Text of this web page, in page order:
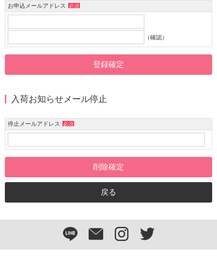
お申込メールアドレス 必須
（確認）
入荷お知らせメール停止
停止メールアドレス 必須